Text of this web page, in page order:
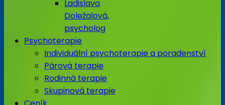
Ladislava
Doležalová,
psycholog
Psychoterapie
Individuální psychoterapie a poradenství
Párová terapie
Rodinná terapie
Skupinová terapie